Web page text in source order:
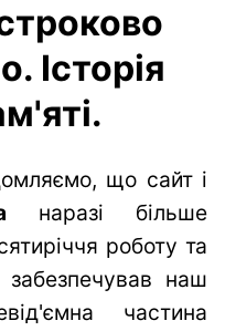
Історія
що сайт і
наразі більше
роботу та
забезпечував наш
частина